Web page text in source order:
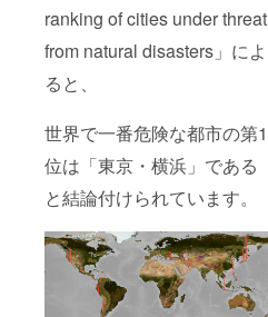
ranking of cities under threat
from natural disasters」によ
ると、
世界で一番危険な都市の第1
位は「東京・横浜」である
と結論付けられています。